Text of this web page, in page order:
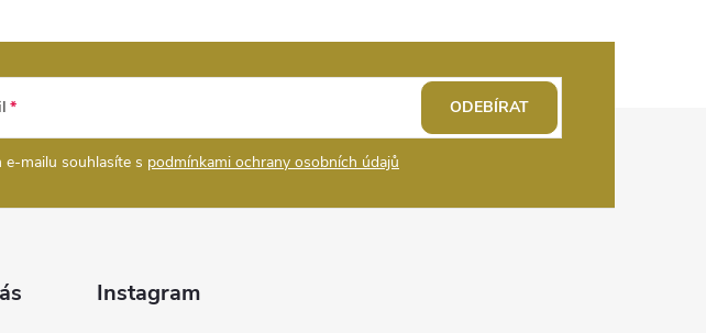
e-mailu souhlasíte s podmínkami ochrany osobních údajů
ODEBÍRAT
Instagram